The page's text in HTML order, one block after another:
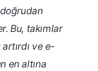
Bu, takımlar
ve e-
en altına